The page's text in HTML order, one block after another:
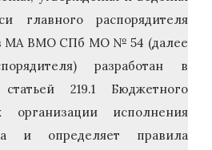
главного распорядителя
МА ВМО СПб МО № 54 (далее
разработан в
219.1 Бюджетного
исполнения
и определяет правила